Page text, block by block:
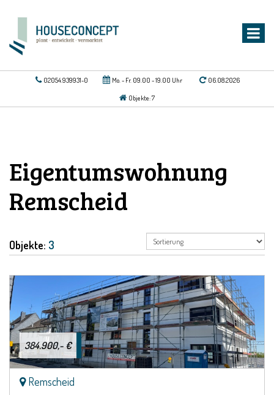
02054.939931-0 Mo. - Fr. 09.00 - 19.00 Uhr 06.08.2026
Objekte: 7
Eigentumswohnung
Remscheid
Objekte: 3
384.900,- €
Remscheid